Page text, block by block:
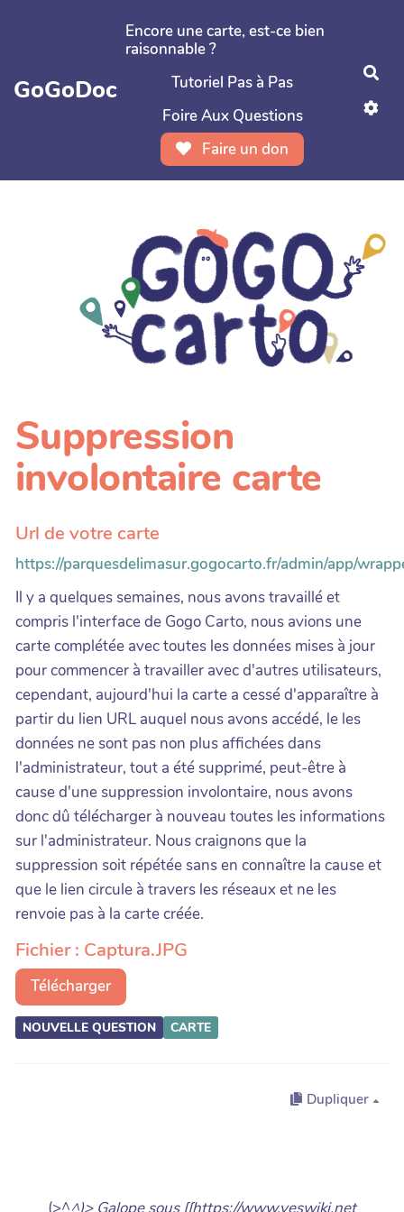
Aller au contenu principal
GoGoDoc
Encore une carte, est-ce bien
raisonnable ?
Tutoriel Pas à Pas
Foire Aux Questions
Faire un don
Suppression
involontaire carte
Url de votre carte
https://parquesdelimasur.gogocarto.fr/admin/app/
Il y a quelques semaines, nous avons travaillé et
compris l'interface de Gogo Carto, nous avions une
carte complétée avec toutes les données mises à jour
pour commencer à travailler avec d'autres utilisateurs,
cependant, aujourd'hui la carte a cessé d'apparaître à
partir du lien URL auquel nous avons accédé, le les
données ne sont pas non plus affichées dans
l'administrateur, tout a été supprimé, peut-être à
cause d'une suppression involontaire, nous avons
donc dû télécharger à nouveau toutes les informations
sur l'administrateur. Nous craignons que la
suppression soit répétée sans en connaître la cause et
que le lien circule à travers les réseaux et ne les
renvoie pas à la carte créée.
Fichier : Captura.JPG
Télécharger
NOUVELLE QUESTION CARTE
Dupliquer